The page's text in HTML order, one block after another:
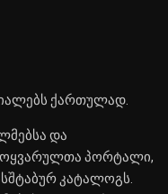
ქართულად.
და
პორტალი,
კატალოგს.